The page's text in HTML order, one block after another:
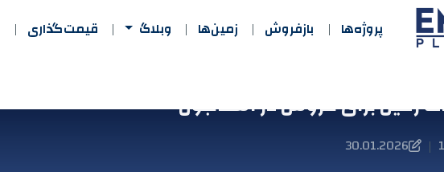
پروژه‌ها بازفروش زمین‌ها وبلاگ قیمت‌گذاری
زمین برای فروش در استانبول
|
30.01.2026